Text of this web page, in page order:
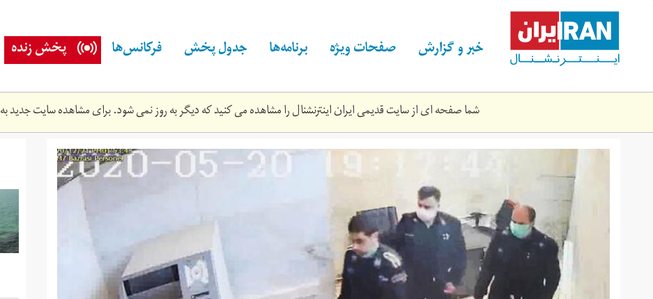
content خبر و گزارش صفحات ویژه برنامه‌ها جدول پخش فرکانس‌ها پخش زنده
شما صفحه ای از سایت قدیمی ایران اینترنشنال را مشاهده می کنید که دیگر به روز نمی شود. برای مشاهده سایت جدید به
eeeeee.jpg